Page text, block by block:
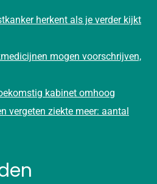
herkent als je verder kijkt
mogen voorschrijven,
kabinet omhoog
vergeten ziekte meer: aantal